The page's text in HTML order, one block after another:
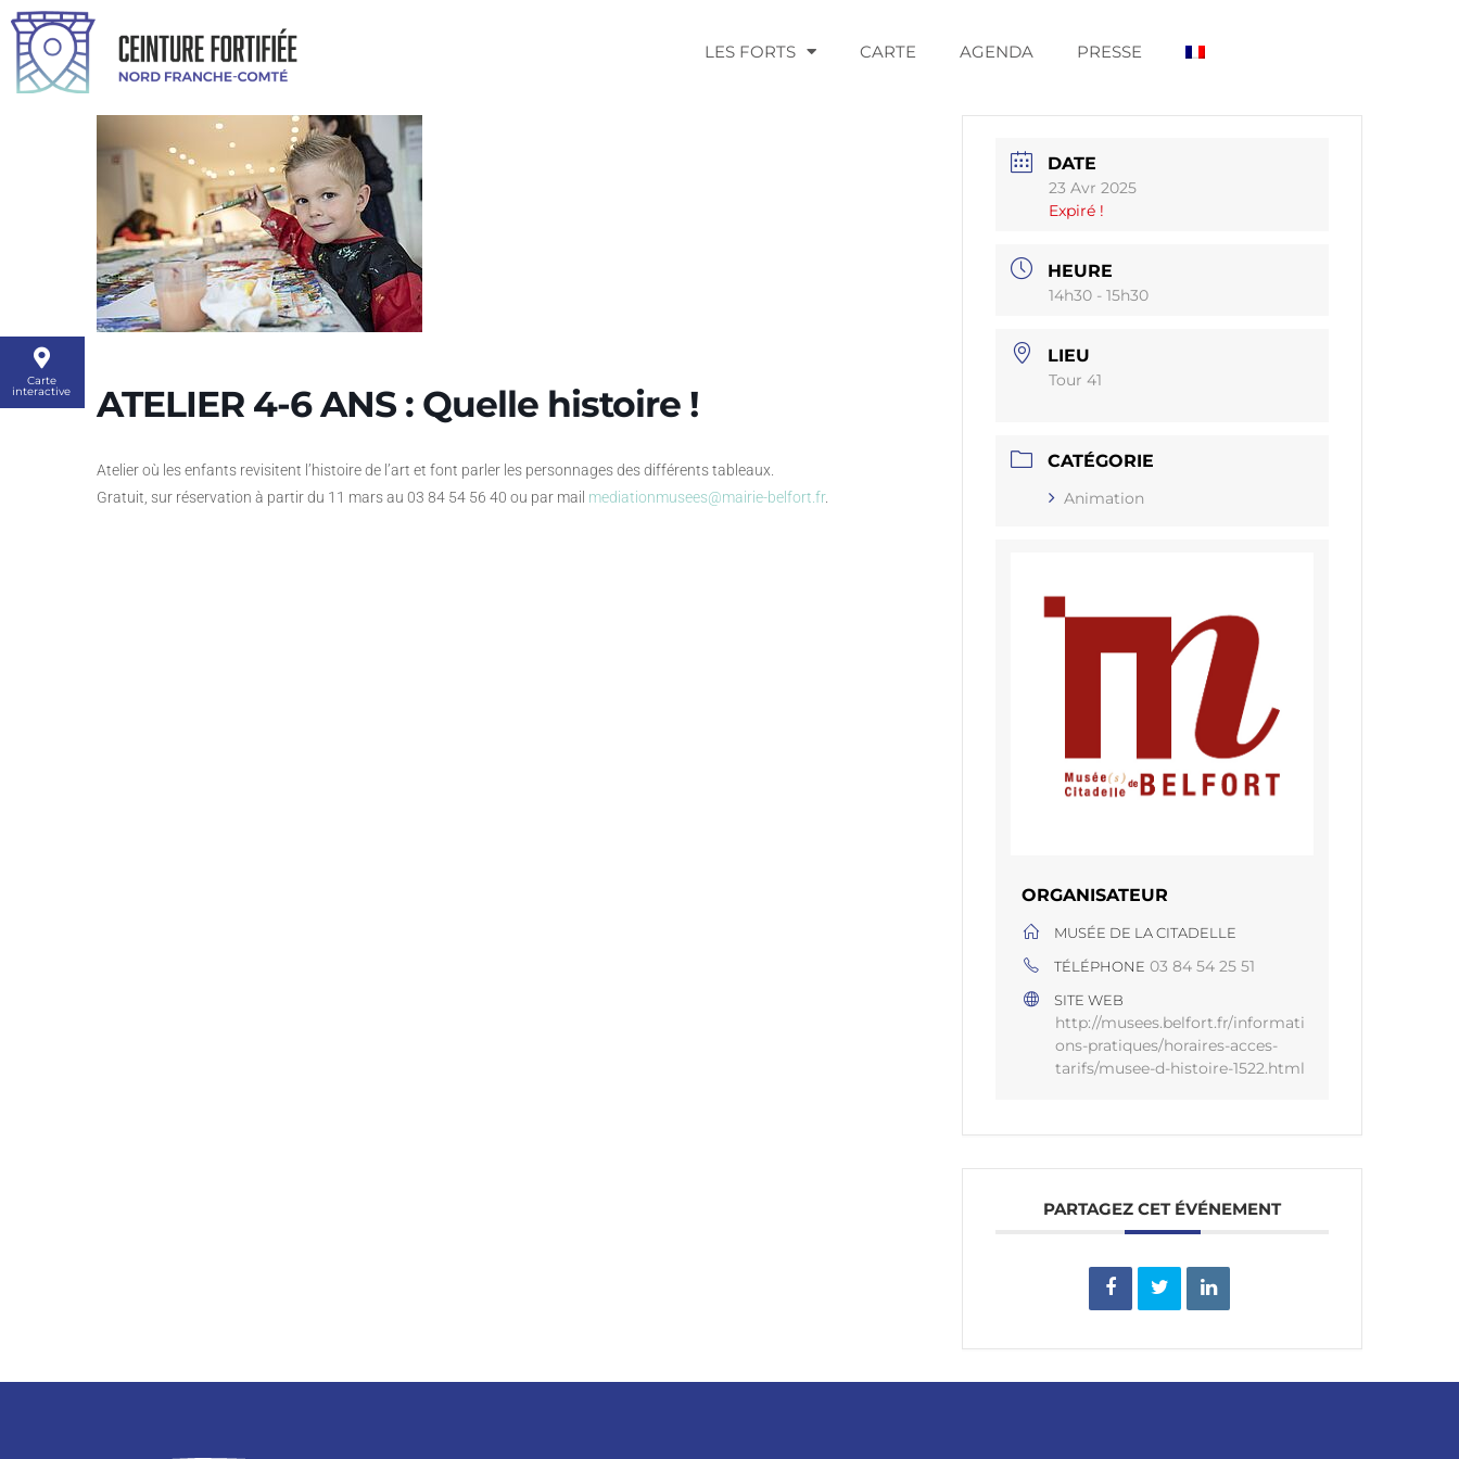
LES FORTS CARTE AGENDA PRESSE
Carte
interactive ATELIER 4-6 ANS : Quelle histoire !
Atelier où les enfants revisitent l’histoire de l’art et font parler les personnages des différents tableaux.
Gratuit, sur réservation à partir du 11 mars au 03 84 54 56 40 ou par mail mediationmusees@mairie-belfort.fr.
DATE
23 Avr 2025
Expiré !
HEURE
14h30 - 15h30
LIEU
Tour 41
CATÉGORIE
Animation
ORGANISATEUR
MUSÉE DE LA CITADELLE
TÉLÉPHONE 03 84 54 25 51
SITE WEB
http://musees.belfort.fr/informati
ons-pratiques/horaires-acces-
tarifs/musee-d-histoire-1522.html
PARTAGEZ CET ÉVÉNEMENT